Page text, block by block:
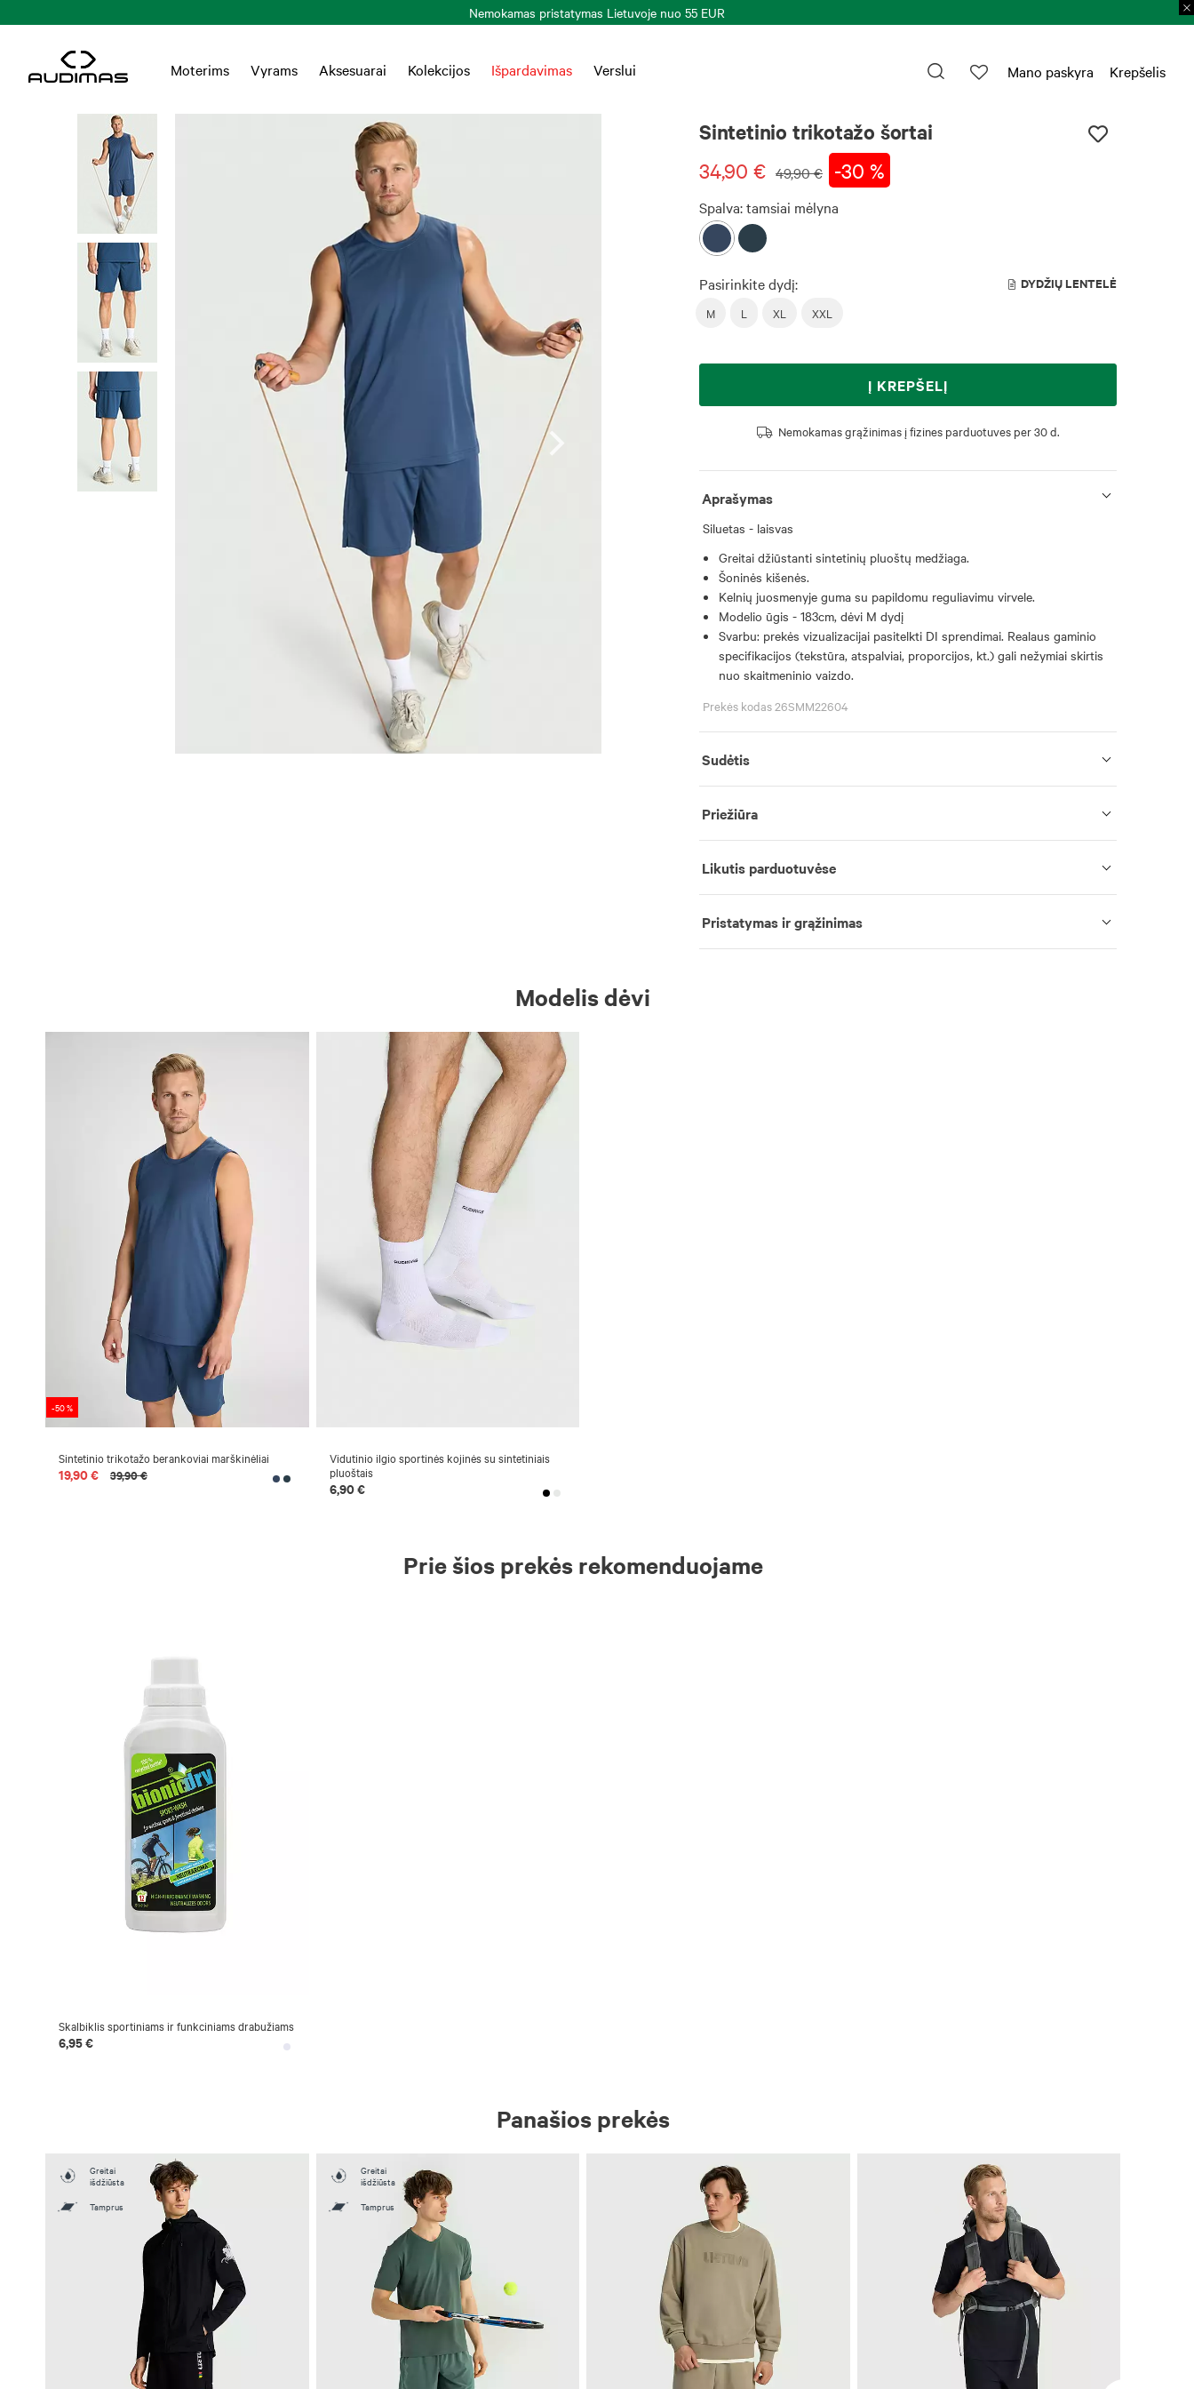
Prekių
Moterims Vyrams Aksesuarai Kolekcijos Išpardavimas Verslui Krepšelis
Mano paskyra
Sintetinio trikotažo šortai
34,90 € 49,90 € -30 %
Spalva:tamsiai mėlyna
Pasirinkite dydį: DYDŽIŲ LENTELĖ
M L XL XXL
Į KREPŠELĮ
Nemokamas grąžinimas į fizines parduotuves per 30 d.
Aprašymas
Siluetas - laisvas
Greitai džiūstanti sintetinių pluoštų medžiaga.
Šoninės kišenės.
Kelnių juosmenyje guma su papildomu reguliavimu virvele.
Modelio ūgis - 183cm, dėvi M dydį
Svarbu: prekės vizualizacijai pasitelkti DI sprendimai. Realaus gaminio
specifikacijos (tekstūra, atspalviai, proporcijos, kt.) gali nežymiai skirtis
nuo skaitmeninio vaizdo.
Prekės kodas 26SMM22604
Sudėtis
Priežiūra
Likutis parduotuvėse
Pristatymas ir grąžinimas
Modelis dėvi
-50 %
Sintetinio trikotažo berankoviai marškinėliai
19,90 € 39,90 €
Vidutinio ilgio sportinės kojinės su sintetiniais
pluoštais
6,90 €
Prie šios prekės rekomenduojame
Skalbiklis sportiniams ir funkciniams drabužiams
6,95 €
Panašios prekės
Greitai
išdžiūsta
Tamprus
Greitai
išdžiūsta
Tamprus